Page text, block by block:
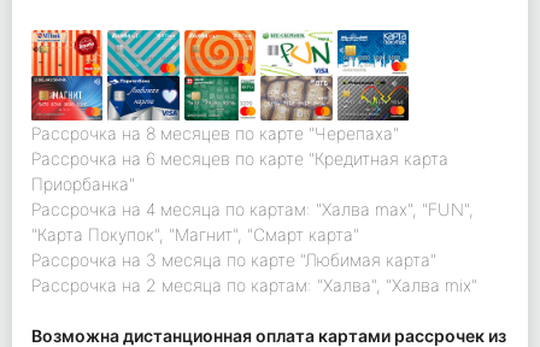
Рассрочка на 8 месяцев по карте "Черепаха"
Рассрочка на 6 месяцев по карте "Кредитная карта
Приорбанка"
Рассрочка на 4 месяца по картам: "Халва max", "FUN",
"Карта Покупок", "Магнит", "Смарт карта"
Рассрочка на 3 месяца по карте "Любимая карта"
Рассрочка на 2 месяца по картам: "Халва", "Халва mix"
Возможна дистанционная оплата картами рассрочек из